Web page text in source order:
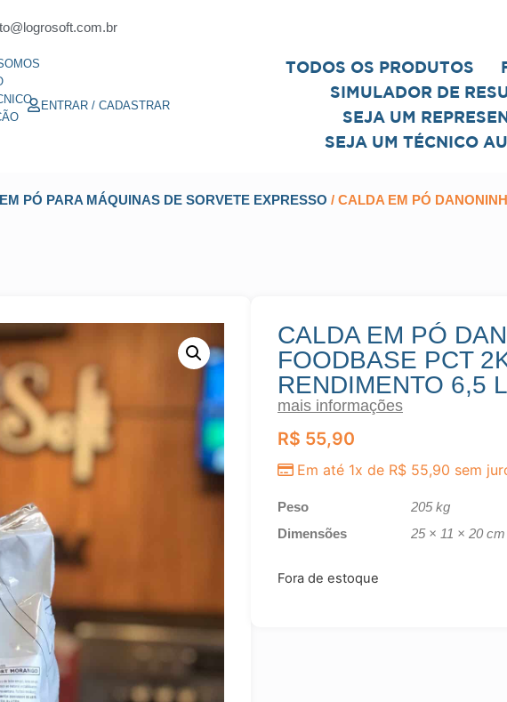
ENTRAR / CADASTRAR
TODOS OS PRODUTOS
SIMULADOR DE
SEJA UM
SEJA UM TÉCNICO
PÓ PARA MÁQUINAS DE SORVETE EXPRESSO / CALDA EM PÓ
CALDA EM PÓ
FOODBASE PCT
RENDIMENTO 6,5
mais informações
R$ 55,90
Em até 1x de R$ 55,90 sem
Peso
205 kg
Dimensões
25 × 11 × 20 cm
Fora de estoque